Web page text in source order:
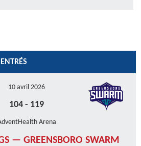
10 avril 2026
104 - 119
Arena
— GREENSBORO SWARM